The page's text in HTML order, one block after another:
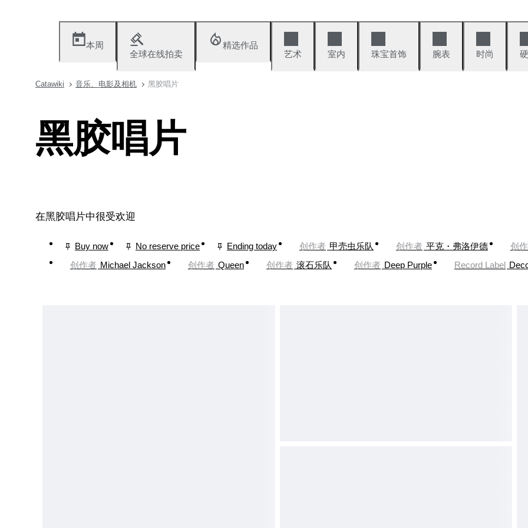
本周
全球在线拍卖
精选作品
艺术
室内 珠宝首饰 腕表 时尚
Catawiki 音乐、电影及相机 黑胶唱片
黑胶唱片
在黑胶唱片中很受欢迎
Buy now No reserve price Ending today 创作者 甲壳虫乐队 创作者 平克・弗洛伊德
创
创作者 Michael Jackson 创作者 Queen 创作者 滚石乐队 创作者 Deep Purple Record Label